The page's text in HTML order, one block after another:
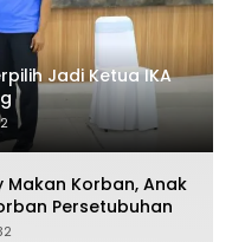
Jadi Ketua IKA
Makan Korban, Anak
Persetubuhan